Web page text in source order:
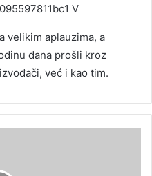
velikim aplauzima, a
dana prošli kroz
već i kao tim.